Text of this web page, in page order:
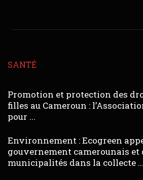
SANTÉ
Promotion et protection des
filles au Cameroun :
pour ...
Environnement : Ecogreen
gouvernement camerounais et
municipalités dans la collecte ...